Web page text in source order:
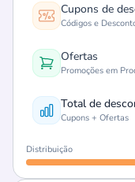
Cupons de
Códigos e
Ofertas
Promoções em
Total de
Cupons + Ofertas
Distribuição